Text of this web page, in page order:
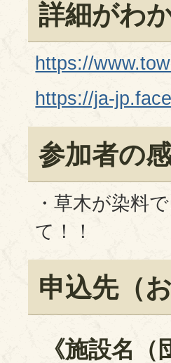
詳細がわ
https://
https://ja-
参加者の
・草木が染料
て！！
申込先（
《施設名（